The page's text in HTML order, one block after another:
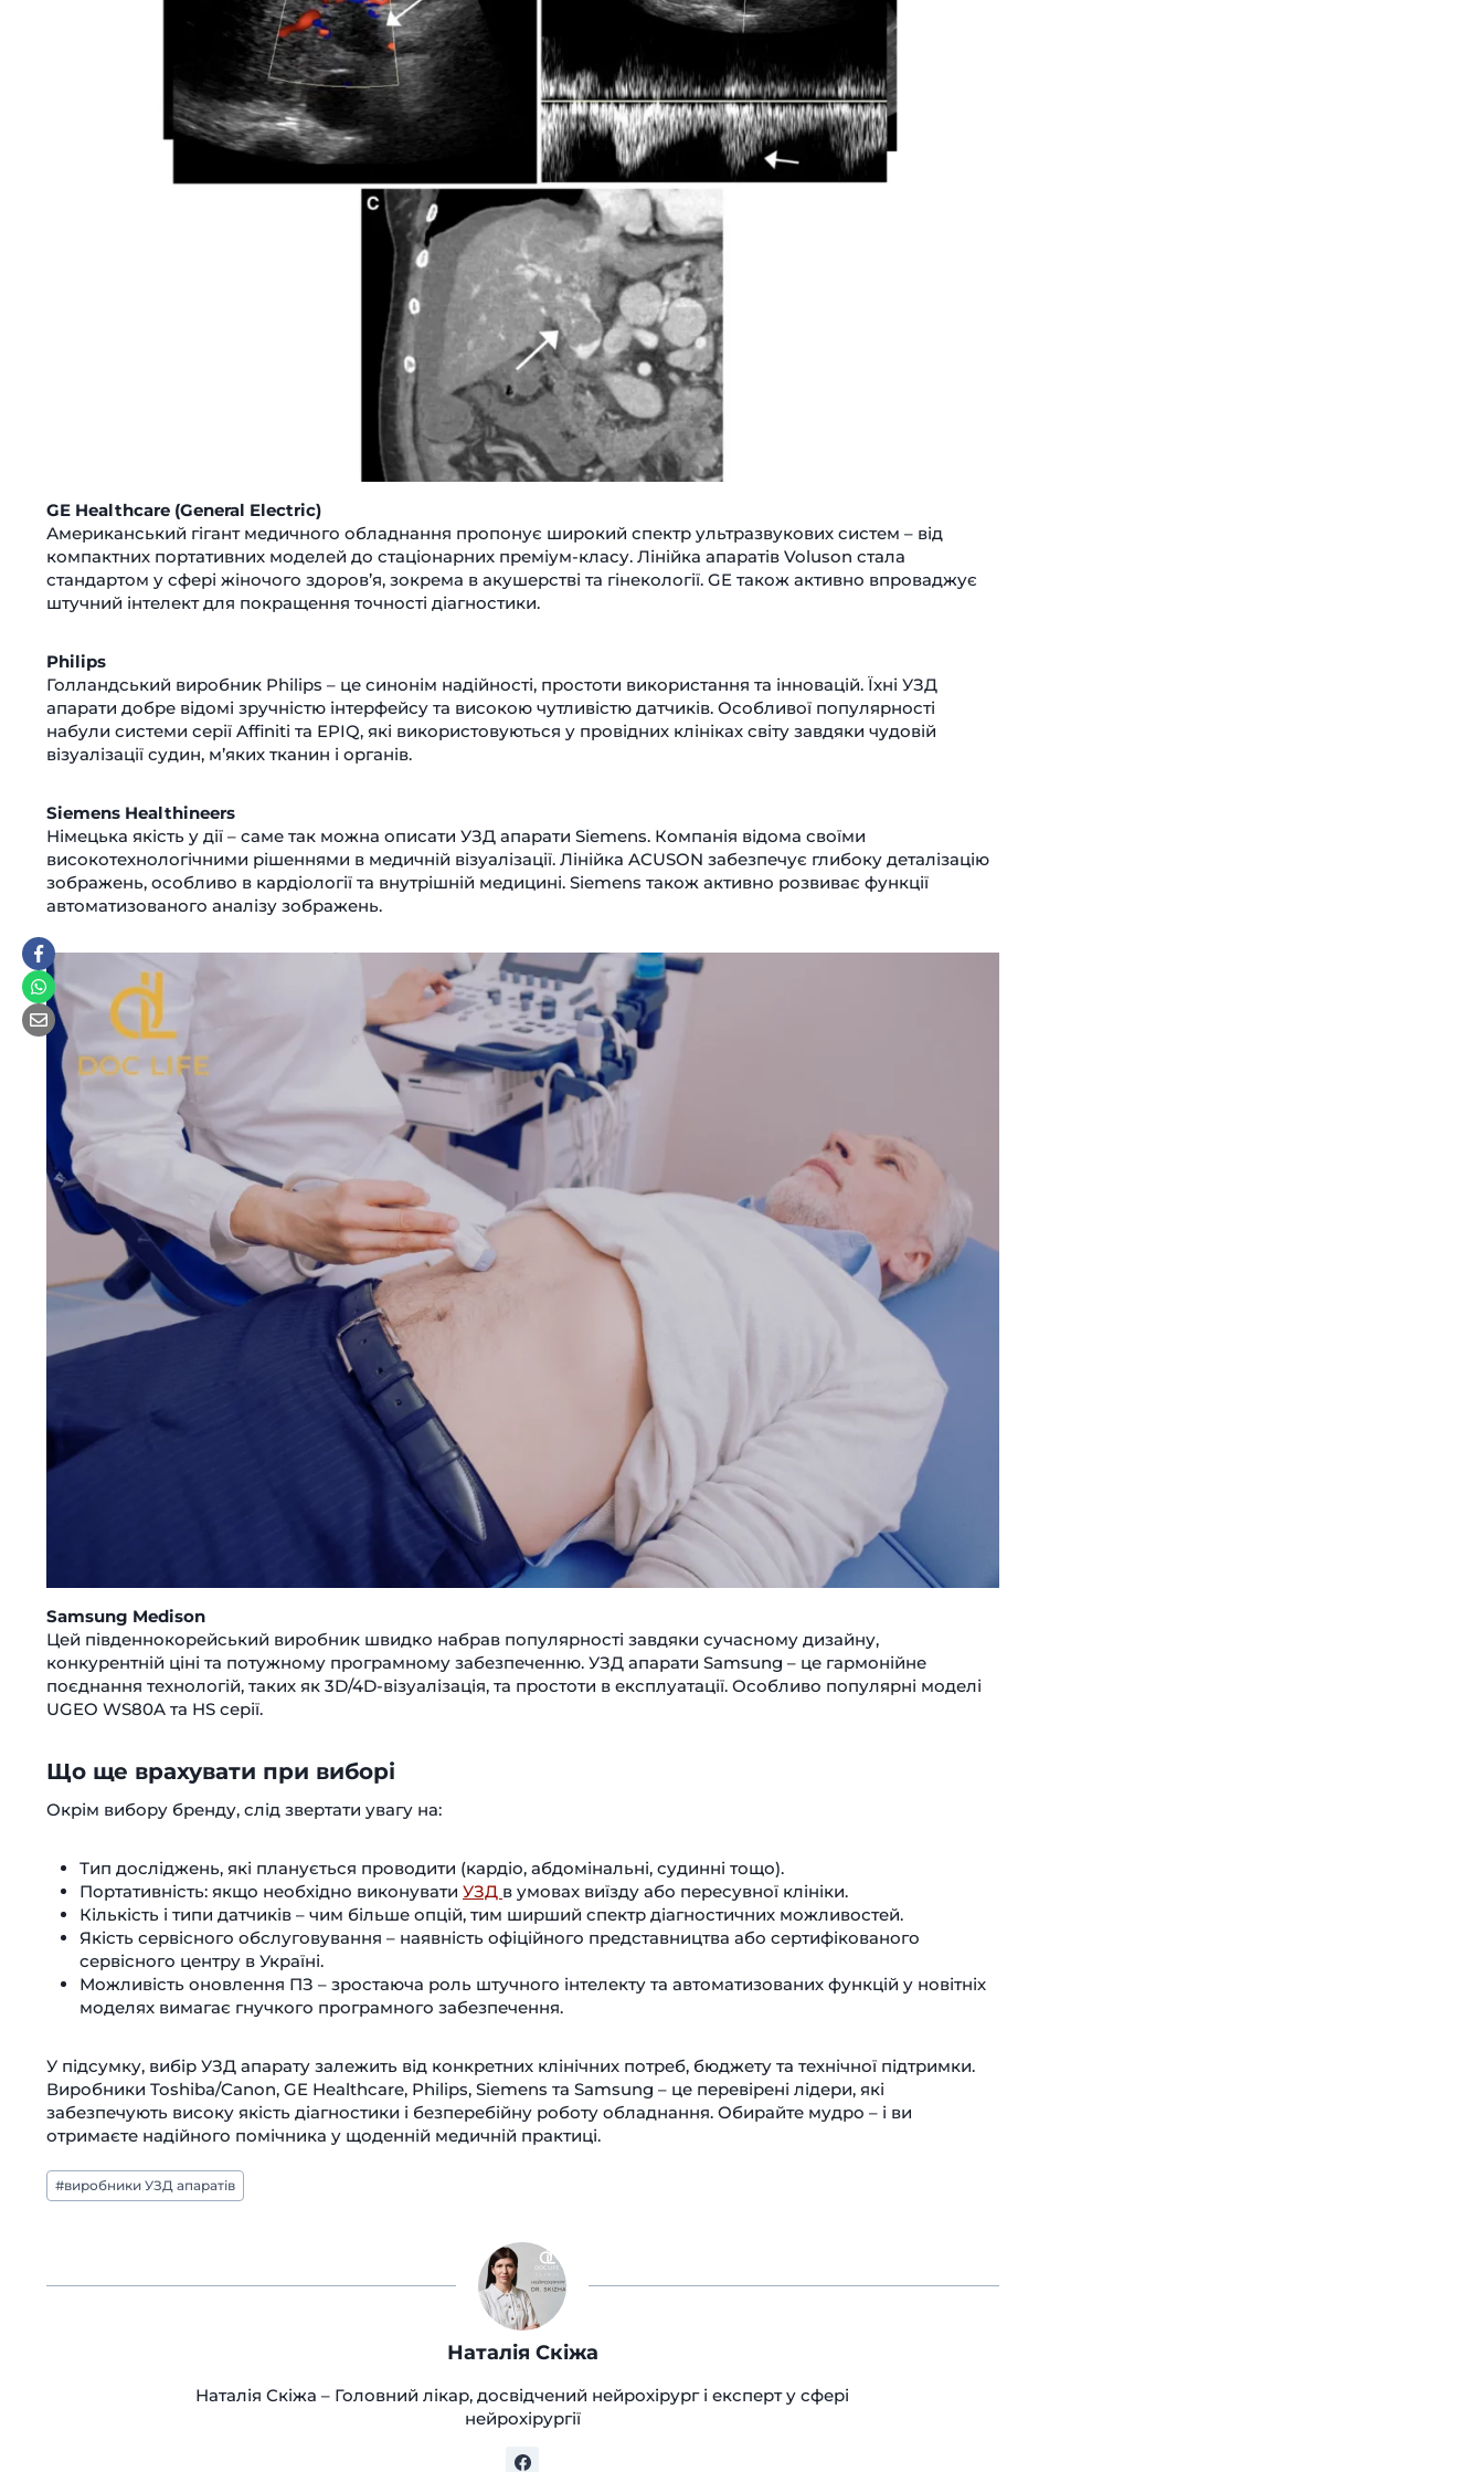
GE Healthcare (General Electric)
Американський гігант медичного обладнання пропонує широкий спектр ультразвукових систем – від
компактних портативних моделей до стаціонарних преміум-класу. Лінійка апаратів Voluson стала
стандартом у сфері жіночого здоров’я, зокрема в акушерстві та гінекології. GE також активно впроваджує
штучний інтелект для покращення точності діагностики.
Philips
Голландський виробник Philips – це синонім надійності, простоти використання та інновацій. Їхні УЗД
апарати добре відомі зручністю інтерфейсу та високою чутливістю датчиків. Особливої популярності
набули системи серії Affiniti та EPIQ, які використовуються у провідних клініках світу завдяки чудовій
візуалізації судин, м’яких тканин і органів.
Siemens Healthineers
Німецька якість у дії – саме так можна описати УЗД апарати Siemens. Компанія відома своїми
високотехнологічними рішеннями в медичній візуалізації. Лінійка ACUSON забезпечує глибоку деталізацію
зображень, особливо в кардіології та внутрішній медицині. Siemens також активно розвиває функції
автоматизованого аналізу зображень.
Samsung Medison
Цей південнокорейський виробник швидко набрав популярності завдяки сучасному дизайну,
конкурентній ціні та потужному програмному забезпеченню. УЗД апарати Samsung – це гармонійне
поєднання технологій, таких як 3D/4D-візуалізація, та простоти в експлуатації. Особливо популярні моделі
UGEO WS80A та HS серії.
Що ще врахувати при виборі
Окрім вибору бренду, слід звертати увагу на:
Тип досліджень, які планується проводити (кардіо, абдомінальні, судинні тощо).
Портативність: якщо необхідно виконувати УЗД в умовах виїзду або пересувної клініки.
Кількість і типи датчиків – чим більше опцій, тим ширший спектр діагностичних можливостей.
Якість сервісного обслуговування – наявність офіційного представництва або сертифікованого
сервісного центру в Україні.
Можливість оновлення ПЗ – зростаюча роль штучного інтелекту та автоматизованих функцій у новітніх
моделях вимагає гнучкого програмного забезпечення.
У підсумку, вибір УЗД апарату залежить від конкретних клінічних потреб, бюджету та технічної підтримки.
Виробники Toshiba/Canon, GE Healthcare, Philips, Siemens та Samsung – це перевірені лідери, які
забезпечують високу якість діагностики і безперебійну роботу обладнання. Обирайте мудро – і ви
отримаєте надійного помічника у щоденній медичній практиці.
Позначки
запису:
#виробники УЗД апаратів
Наталія Скіжа
Наталія Скіжа – Головний лікар, досвідчений нейрохірург і експерт у сфері
нейрохірургії